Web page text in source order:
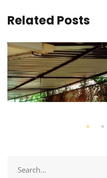
Related Posts
for: